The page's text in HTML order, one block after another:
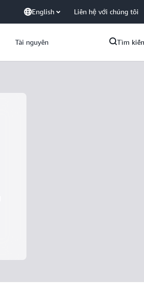
English Liên hệ với chúng tôi
Tài nguyên Tìm